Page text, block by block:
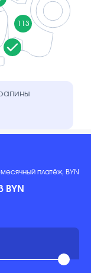
113
платёж, BYN
BYN